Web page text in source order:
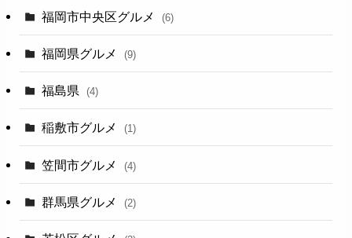
福岡市中央区グルメ (6)
福岡県グルメ (9)
福島県 (4)
稲敷市グルメ (1)
笠間市グルメ (4)
群馬県グルメ (2)